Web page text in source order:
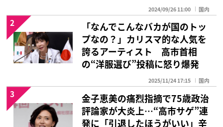
2024/09/26 11:00 国内
「なんでこんなバカが国のトッ
プなの？」カリスマ的な人気を
誇るアーティスト 高市首相
の“洋服選び”投稿に怒り爆発
2025/11/24 17:15 国内
2
金子恵美の痛烈指摘で75歳政治
評論家が大炎上…“高市サゲ”連
発に「引退したほうがいい」辛
3